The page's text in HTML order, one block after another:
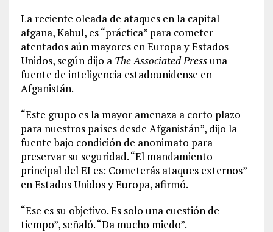
La reciente oleada de ataques en la capital
afgana, Kabul, es “práctica” para cometer
atentados aún mayores en Europa y Estados
Unidos, según dijo a The Associated Pressuna
fuente de inteligencia estadounidense en
Afganistán.
“Este grupo es la mayor amenaza a corto plazo
para nuestros países desde Afganistán”, dijo la
fuente bajo condición de anonimato para
preservar su seguridad. “El mandamiento
principal del EI es: Cometerás ataques externos”
en Estados Unidos y Europa, afirmó.
“Ese es su objetivo. Es solo una cuestión de
tiempo”, señaló. “Da mucho miedo”.